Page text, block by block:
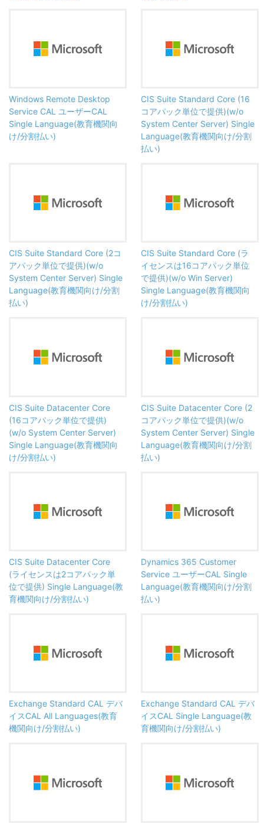
Windows Remote Desktop
Service CAL ユーザーCAL
Single Language(教育機関向
け/分割払い)
CIS Suite Standard Core (16
コアパック単位で提供)(w/o
System Center Server) Single
Language(教育機関向け/分割
払い)
CIS Suite Standard Core (2コ
アパック単位で提供)(w/o
System Center Server) Single
Language(教育機関向け/分割
払い)
CIS Suite Standard Core (ラ
イセンスは16コアパック単位
で提供)(w/o Win Server)
Single Language(教育機関向
け/分割払い)
CIS Suite Datacenter Core
(16コアパック単位で提供)
(w/o System Center Server)
Single Language(教育機関向
け/分割払い)
CIS Suite Datacenter Core (2
コアパック単位で提供)(w/o
System Center Server) Single
Language(教育機関向け/分割
払い)
CIS Suite Datacenter Core
(ライセンスは2コアパック単
位で提供) Single Language(教
育機関向け/分割払い)
Dynamics 365 Customer
Service ユーザーCAL Single
Language(教育機関向け/分割
払い)
Exchange Standard CAL デバ
イスCAL All Languages(教育
機関向け/分割払い)
Exchange Standard CAL デバ
イスCAL Single Language(教
育機関向け/分割払い)